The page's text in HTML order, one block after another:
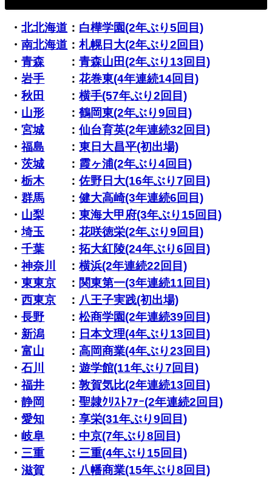
・北北海道 ： 白樺学園(2年ぶり5回目)
・南北海道 ：札幌日大(2年ぶり2回目)
・青森 ：青森山田(2年ぶり13回目)
・岩手 ：花巻東(4年連続14回目)
・秋田 ：横手(57年ぶり2回目)
・ 山形 ：鶴岡東(2年ぶり9回目)
・宮城 ：仙台育英(2年連続32回目)
・福島 ：東日大昌平(初出場)
・茨城 ： 霞ヶ浦(2年ぶり4回目)
・栃木：佐野日大(16年ぶり7回目)
・群馬 ：健大高崎(3年連続6回目)
・ 山梨 ：東海大甲府(3年ぶり15回目)
・埼玉 ：花咲徳栄(2年ぶり9回目)
・千葉 ：拓大紅陵(24年ぶり6回目)
・神奈川 ：横浜(2年連続22回目)
・東東京 ： 関東第一(3年連続11回目)
・西東京 ： 八王子実践(初出場)
・長野 ：松商学園(2年連続39回目)
・ 新潟 ： 日本文理(4年ぶり13回目)
・富山 ：高岡商業(4年ぶり23回目)
・石川 ：遊学館(11年ぶり7回目)
・福井 ：敦賀気比(2年連続13回目)
・静岡 ：聖隷ｸﾘｽﾄﾌｧｰ(2年連続2回目)
・愛知 ：享栄(31年ぶり9回目)
・岐阜 ： 中京(7年ぶり8回目)
・ 三重 ： 三重(4年ぶり15回目)
・滋賀 ： 八幡商業(15年ぶり8回目)